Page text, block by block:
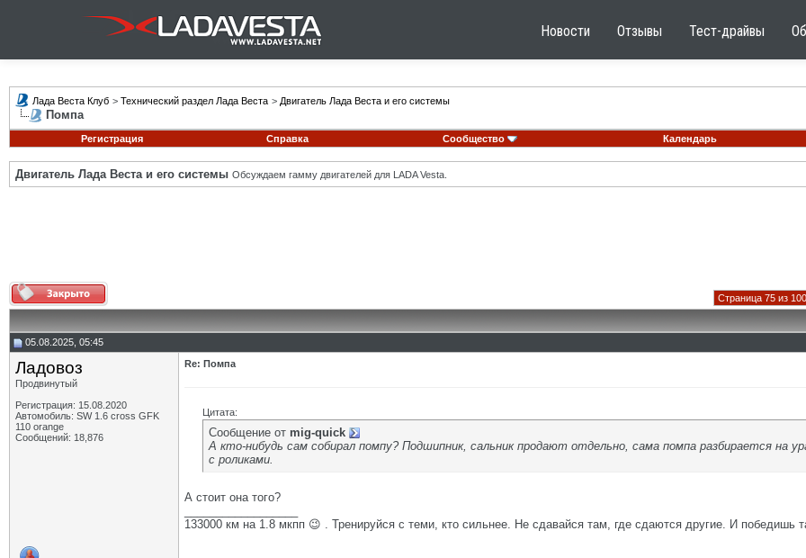
Новости Отзывы Тест-драйвы
Лада Веста Клуб > Технический раздел Лада Веста > Двигатель Лада Веста и его системы
Помпа
Регистрация
Справка Сообщество Календарь
Двигатель Лада Веста и его системы Обсуждаем гамму двигателей для LADA Vesta.
Страница 75 из 100
05.08.2025, 05:45
Ладовоз
Продвинутый
Регистрация: 15.08.2020
Автомобиль: SW 1.6 cross GFK
110 orange
Сообщений: 18,876
Re: Помпа
Цитата:
Сообщение от mig-quick
А кто-нибудь сам собирал помпу? Подшипник, сальник продают отдельно, сама помпа разбирается на
с роликами.
А стоит она того?
133000 км на 1.8 мкпп 😉 . Тренируйся с теми, кто сильнее. Не сдавайся там, где сдаются другие. И победишь